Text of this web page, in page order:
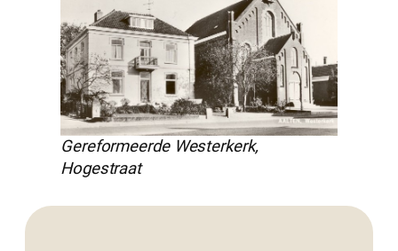
Gereformeerde Westerkerk,
Hogestraat